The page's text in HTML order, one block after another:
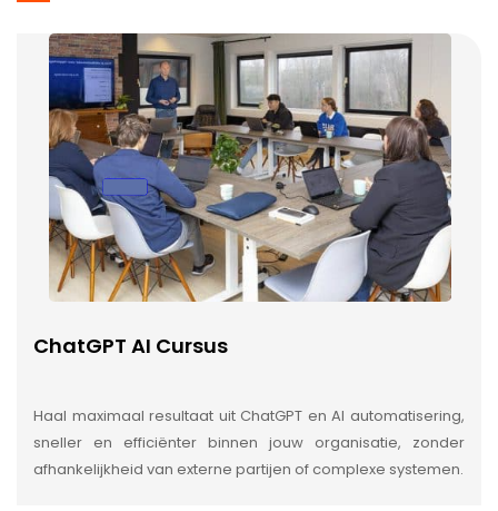
ChatGPT AI Cursus
Haal maximaal resultaat uit ChatGPT en AI automatisering,
sneller en efficiënter binnen jouw organisatie, zonder
afhankelijkheid van externe partijen of complexe systemen.